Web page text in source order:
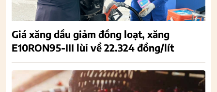
Giá xăng dầu giảm đồng loạt, xăng
E10RON95-III lùi về 22.324 đồng/lít